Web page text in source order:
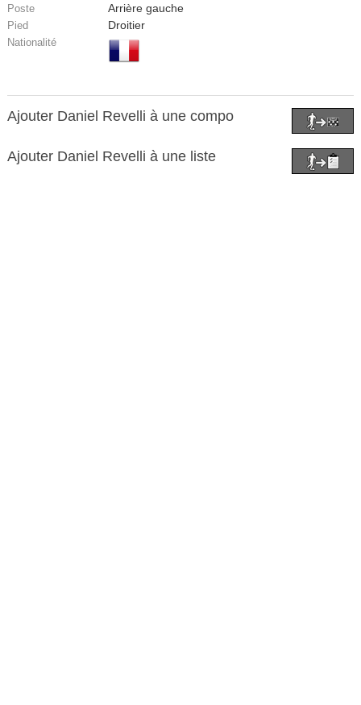
Poste Arrière gauche
Pied Droitier
Nationalité
Ajouter Daniel Revelli à une compo
Ajouter Daniel Revelli à une liste